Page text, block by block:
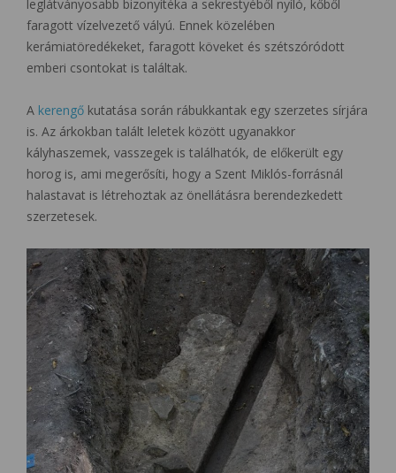
leglátványosabb bizonyítéka a sekrestyéből nyíló, kőből
faragott vízelvezető vályú. Ennek közelében
kerámiatöredékeket, faragott köveket és szétszóródott
emberi csontokat is találtak.
A kerengő kutatása során rábukkantak egy szerzetes sírjára
is. Az árkokban talált leletek között ugyanakkor
kályhaszemek, vasszegek is találhatók, de előkerült egy
horog is, ami megerősíti, hogy a Szent Miklós-forrásnál
halastavat is létrehoztak az önellátásra berendezkedett
szerzetesek.